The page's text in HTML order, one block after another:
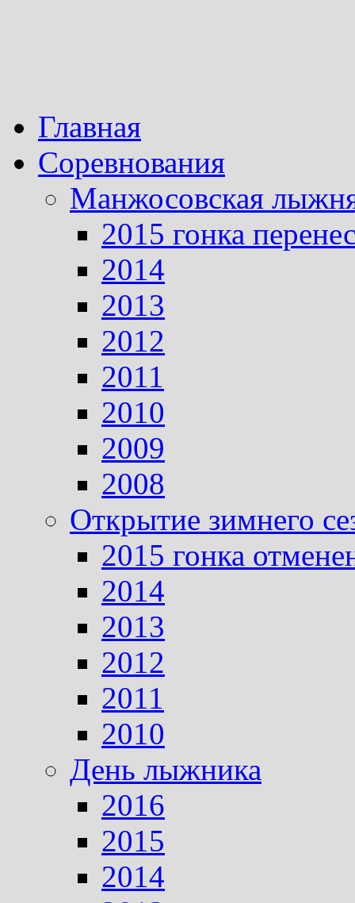
Главная
Соревнования
Манжосовская
2015 гонка
2014
2013
2012
2011
2010
2009
2008
Открытие зимнего
2015 гонка
2014
2013
2012
2011
2010
День лыжника
2016
2015
2014